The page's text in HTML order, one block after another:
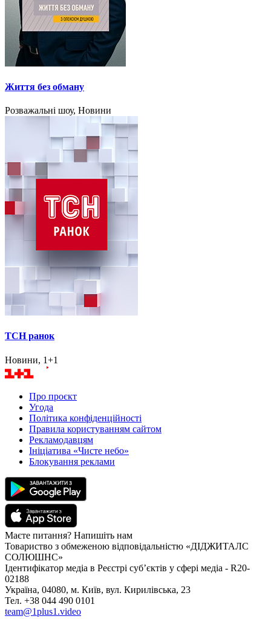
Життя без обману
Розважальні шоу, Новини
ТСН ранок
Новини, 1+1
Про проєкт
Угода
Політика конфіденційності
Правила користуванням сайтом
Рекламодавцям
Ініціатива «Чисте небо»
Блокування реклами
Маєте питання? Напишіть нам
Товариство з обмеженою відповідальністю «ДІДЖИТАЛС
СОЛЮШНС»
Ідентифікатор медіа в Реєстрі суб’єктів у сфері медіа - R20-
02188
Україна, 04080, м. Київ, вул. Кирилівська, 23
Тел. +38 044 490 0101
team@1plus1.video